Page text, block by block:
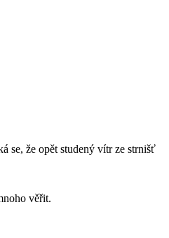
se, že opět studený vítr ze strnišť
věřit.